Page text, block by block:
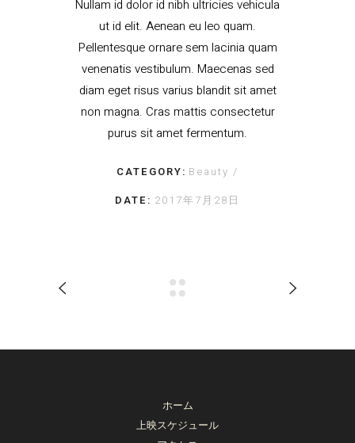
Nullam id dolor id nibh ultricies vehicula
ut id elit. Aenean eu leo quam.
Pellentesque ornare sem lacinia quam
venenatis vestibulum. Maecenas sed
diam eget risus varius blandit sit amet
non magna. Cras mattis consectetur
purus sit amet fermentum.
CATEGORY: Beauty
DATE: 2017年7月28日
ホーム
上映スケジュール